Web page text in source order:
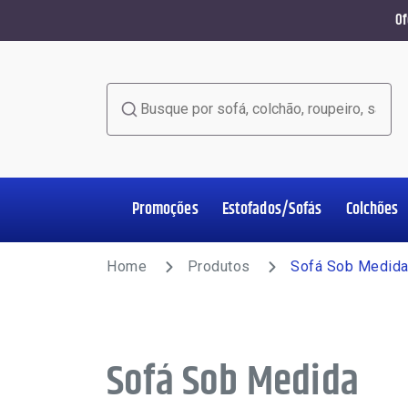
Home Office
Promoções Estofados/Sofás
Estofados/Sofás
Colchões
Colchões
Salas de Jantar
Poltronas
Racks e Painéis
Roupeiros
Complementos
Home Produtos Sofá Sob Medida
Sofá Sob Medida